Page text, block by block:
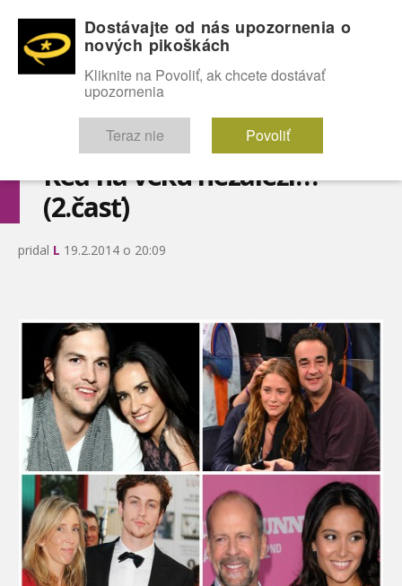
OMG! SEXICE
Keď na veku nezáleží…
(2.časť)
pridal L 19.2.2014 o 20:09
Dostávajte od nás upozornenia o
nových pikoškách
Kliknite na Povoliť, ak chcete dostávať
upozornenia
Teraz nie Povoliť